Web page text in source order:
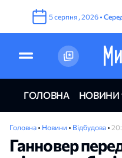
5серпня , 2026 •
ГОЛОВНА НОВИНИ
Головна • Новини • Відбудова •
Ганновер